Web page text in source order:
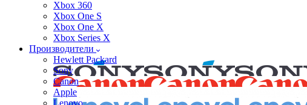
Xbox 360
Xbox One S
Xbox One X
Xbox Series X
Производители
Hewlett Packard
Sony
Canon
Apple
Lenovo